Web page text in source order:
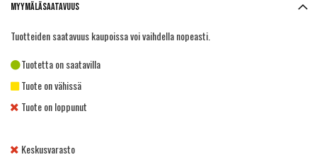
Myymäläsaatavuus
Tuotteiden saatavuus kaupoissa voi vaihdella nopeasti.
Tuotetta on saatavilla
Tuote on vähissä
Tuote on loppunut
Keskusvarasto